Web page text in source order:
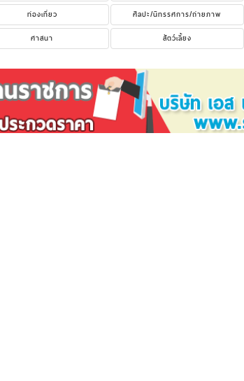
ท่องเที่ยว ศิลปะ/นิทรรศการ/ถ่ายภาพ
ศาสนา สัตว์เลี้ยง